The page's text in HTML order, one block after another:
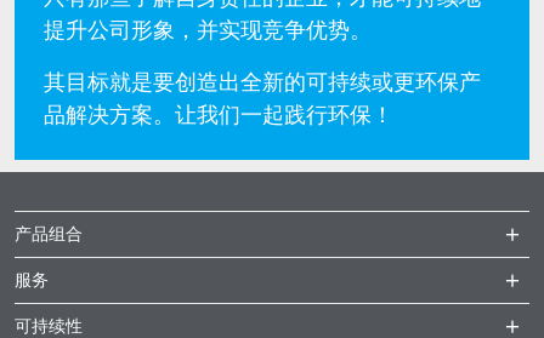
提升公司形象，并实现竞争优势。
其目标就是要创造出全新的可持续或更环保产
品解决方案。让我们一起践行环保！
产品组合
服务
可持续性